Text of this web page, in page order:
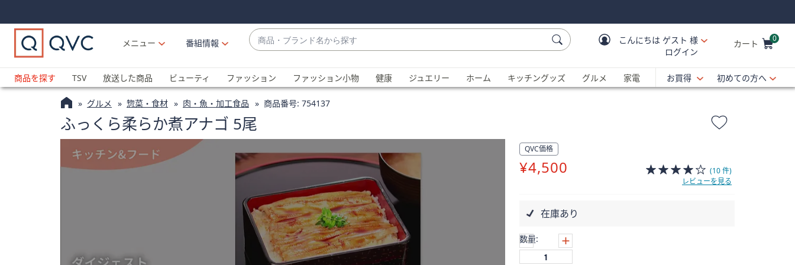
Links
Links2
メニュー
番組情報
商
品・
ラ
ン
ド
名
か
探
す
補
が
利
用
可
能
な
場
上
下
の
矢
こんにちは ゲスト 様
ログイン
カート 0
商品を探す
TSV 放送した商品 ビューティ ファッション ファッション小物 健康 ジュエリー ホーム キッチングッズ グルメ 家電 お買得 初めての方へ
グルメ 惣菜・食材 肉・魚・加工食品 商品番号: 754137
ふっくら柔らか煮アナゴ 5尾
QVC価格
削
¥4,500
(10 件)
レビューを見る
在庫あり
数量: